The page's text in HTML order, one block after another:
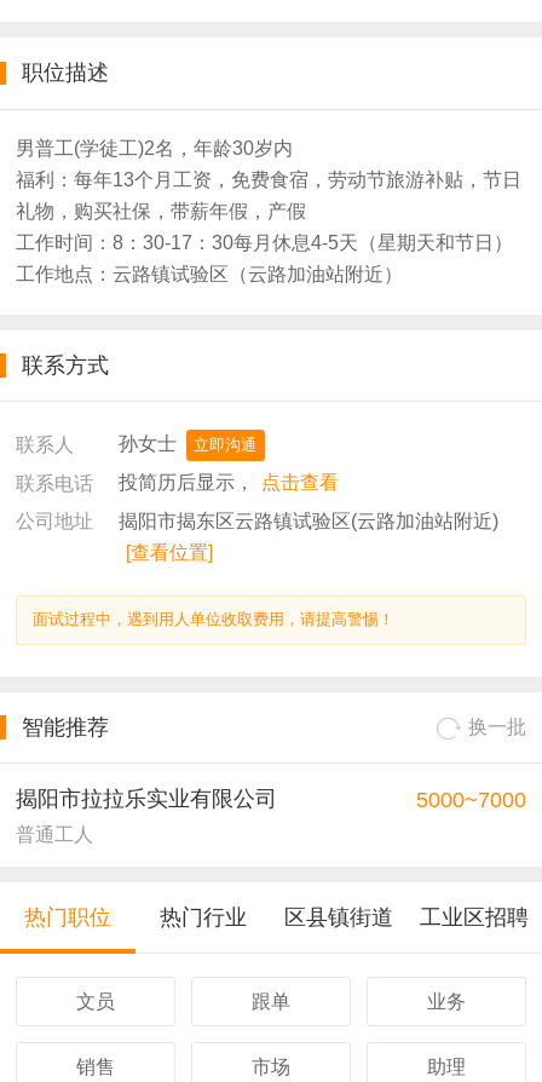
职位描述
男普工(学徒工)2名，年龄30岁内
福利：每年13个月工资，免费食宿，劳动节旅游补贴，节日
礼物，购买社保，带薪年假，产假
工作时间：8：30-17：30每月休息4-5天（星期天和节日）
工作地点：云路镇试验区（云路加油站附近）
联系方式
联系人 孙女士 立即沟通
联系电话 投简历后显示，
点击查看
公司地址
揭阳市揭东区云路镇试验区(云路加油站附近)
[查看位置]
面试过程中，遇到用人单位收取费用，请提高警惕！
智能推荐 换一批
揭阳市拉拉乐实业有限公司
普通工人
5000~7000
热门职位 热门行业 区县镇街道 工业区招聘
文员 跟单 业务
销售 市场 助理